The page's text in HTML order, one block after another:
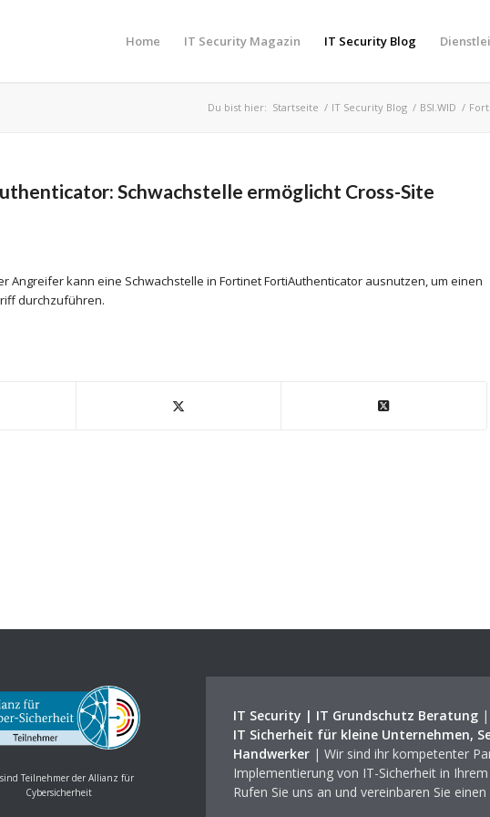
Home IT Security Magazin IT Security Blog
Du bist hier: Startseite / IT Security Blog / BSI.WID /
Schwachstelle ermöglicht Cross-Site
Angreifer kann eine Schwachstelle in Fortinet FortiAuthenticator ausnutzen, um einen
durchzuführen.
Teilnehmer der Allianz für
Cybersicherheit
IT Security | IT Grundschutz Beratung|
IT Sicherheit für kleine Unternehmen,
Handwerker| Wir sind ihr kompetenter
Implementierung von IT-Sicherheit in
Rufen Sie uns an und vereinbaren Sie